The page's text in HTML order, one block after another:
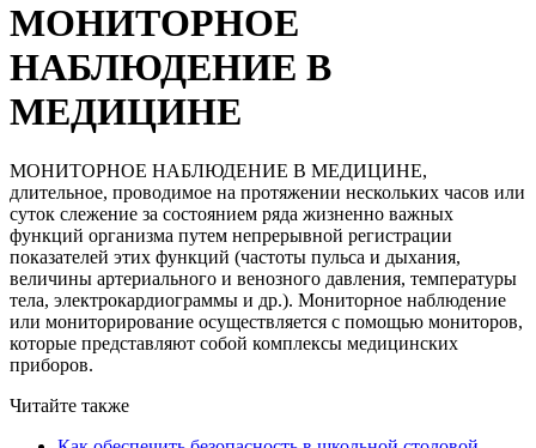
МОНИТОРНОЕ
НАБЛЮДЕНИЕ В
МЕДИЦИНЕ
МОНИТОРНОЕ НАБЛЮДЕНИЕ В МЕДИЦИНЕ,
длительное, проводимое на протяжении нескольких часов или
суток слежение за состоянием ряда жизненно важных
функций организма путем непрерывной регистрации
показателей этих функций (частоты пульса и дыхания,
величины артериального и венозного давления, температуры
тела, электрокардиограммы и др.). Мониторное наблюдение
или мониторирование осуществляется с помощью мониторов,
которые представляют собой комплексы медицинских
приборов.
Читайте также